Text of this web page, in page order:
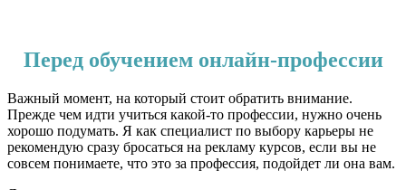
Перед обучением онлайн-профессии
Важный момент, на который стоит обратить внимание.
Прежде чем идти учиться какой-то профессии, нужно очень
хорошо подумать. Я как специалист по выбору карьеры не
рекомендую сразу бросаться на рекламу курсов, если вы не
совсем понимаете, что это за профессия, подойдет ли она вам.